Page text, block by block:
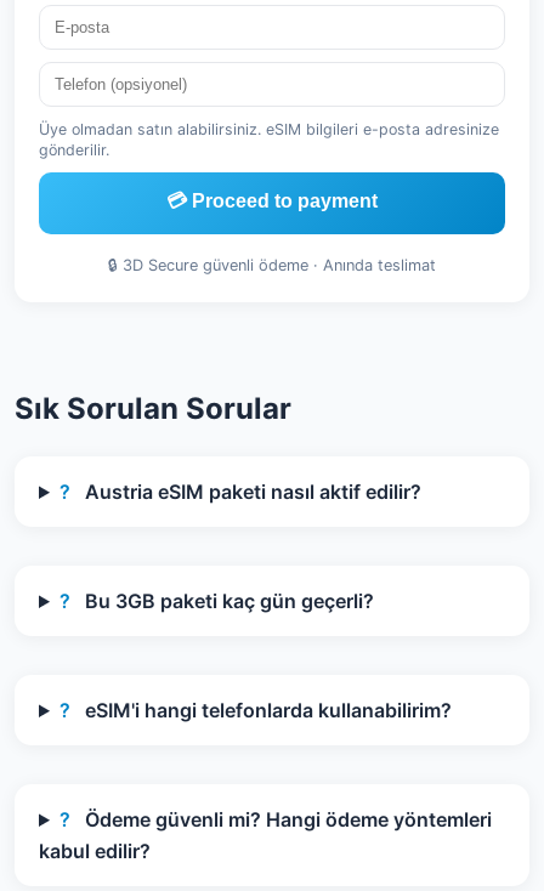
Üye olmadan satın alabilirsiniz. eSIM bilgileri e-posta adresinize
gönderilir.
💳 Proceed to payment
🔒 3D Secure güvenli ödeme · Anında teslimat
Sık Sorulan Sorular
? Austria eSIM paketi nasıl aktif edilir?
? Bu 3GB paketi kaç gün geçerli?
? eSIM'i hangi telefonlarda kullanabilirim?
?
Ödeme güvenli mi? Hangi ödeme yöntemleri
kabul edilir?